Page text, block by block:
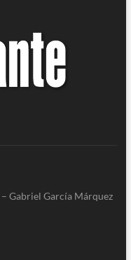
– Gabriel García Márquez